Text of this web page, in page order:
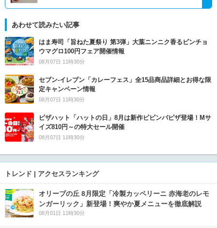
あわせて読みたい記事
はま寿司「旨ねた夏祭り 第3弾」大葉ニンニク香るビンチョ
ウマグロ100円フェア開催情報
08月07日 11時30分
セブン‐イレブン「カレーフェス」全15品商品詳細とお得な限
定キャンペーン情報
08月07日 11時30分
ピザハット「ハットの日」8月は新作ビビンバピザ登場！Mサ
イズ810円～の特大セール開催
08月07日 11時30分
トレンド | アクセスランキング
オリーブの丘 8月限定「冷製カッペリーニ 赤海老のレモ
ンガーリック」新登場！爽やか夏メニューを徹底解説
08月01日 11時30分